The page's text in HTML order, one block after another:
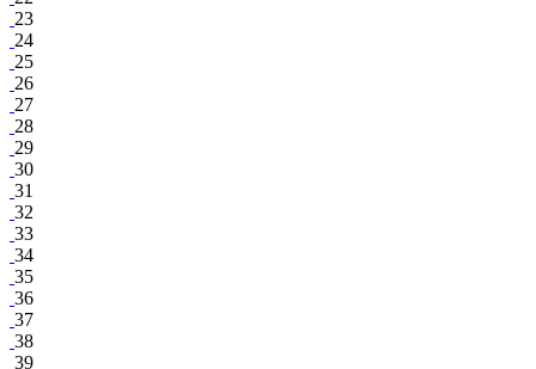
23
24
25
26
27
28
29
30
31
32
33
34
35
36
37
38
39